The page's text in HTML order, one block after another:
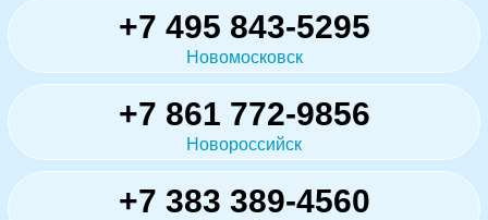
+7 495 843-5295
Новомосковск
+7 861 772-9856
Новороссийск
+7 383 389-4560